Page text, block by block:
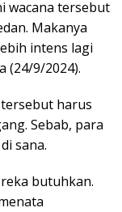
wacana tersebut
Makanya
intens lagi
(24/9/2024).
harus
Sebab, para
sana.
butuhkan.